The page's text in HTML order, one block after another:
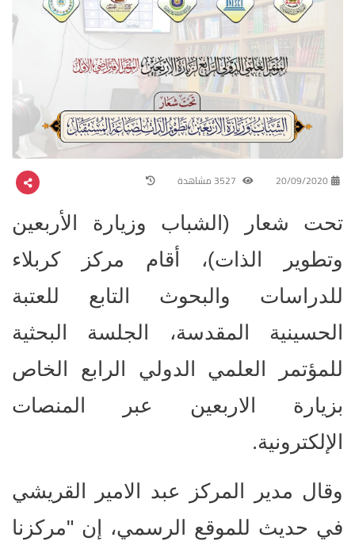
20/09/2020
تحت شعار (الشباب وزيارة الأربعين
وتطوير الذات)، أقام مركز كربلاء
للدراسات والبحوث التابع للعتبة
الحسينية المقدسة، الجلسة البحثية
للمؤتمر العلمي الدولي الرابع الخاص
بزيارة الاربعين عبر المنصات
الإلكترونية.
وقال مدير المركز عبد الامير القريشي
في حديث للموقع الرسمي، إن "مركزنا